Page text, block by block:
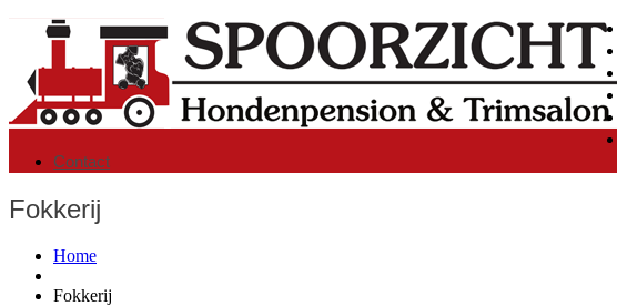
Contact
Fokkerij
Home
Fokkerij